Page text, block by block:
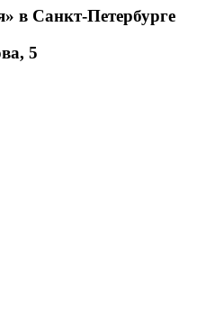
в Санкт-Петербурге
5